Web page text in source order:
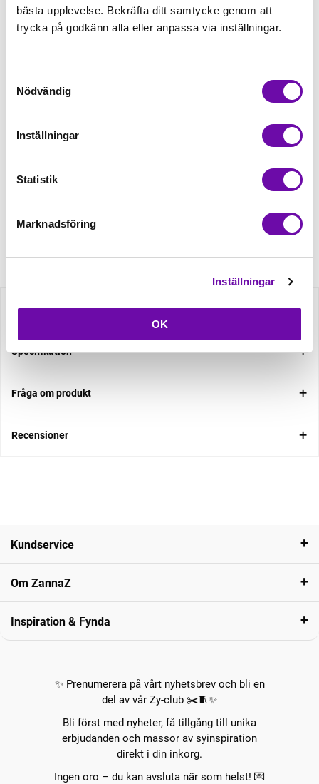
bästa upplevelse. Bekräfta ditt samtycke genom att
trycka på godkänn alla eller anpassa via inställningar.
Nödvändig
Inställningar
Statistik
Marknadsföring
Inställningar
OK
Färdigvikt kantband, match +59,00kr
Finns i lager
Beskrivning
Specifikation
Fråga om produkt
Recensioner
Kundservice
Om ZannaZ
Inspiration & Fynda
✨ Prenumerera på vårt nyhetsbrev och bli en
del av vår Zy-club ✂️🧵✨
Bli först med nyheter, få tillgång till unika
erbjudanden och massor av syinspiration
direkt i din inkorg.
Ingen oro – du kan avsluta när som helst! 💌